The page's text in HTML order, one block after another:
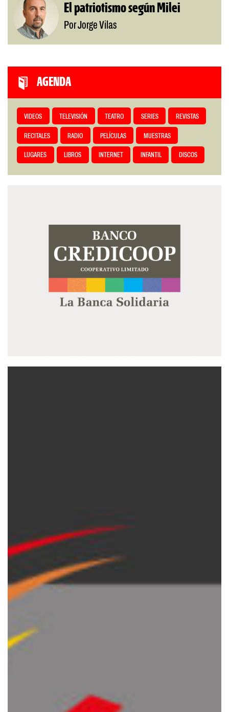
El patriotismo según Milei
Por Jorge Vilas
AGENDA
VIDEOS TELEVISIÓN TEATRO SERIES REVISTAS
RECITALES RADIO PELÍCULAS MUESTRAS
LUGARES LIBROS INTERNET INFANTIL DISCOS